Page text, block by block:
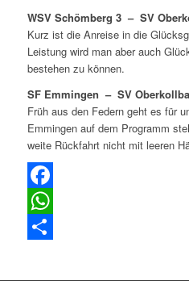
WSV Schömberg 3 – SV
Kurz ist die Anreise in die
Leistung wird man aber auch
bestehen zu können.
SF Emmingen – SV
Früh aus den Federn geht es für
Emmingen auf dem Programm
weite Rückfahrt nicht mit leeren
Facebook
WhatsApp